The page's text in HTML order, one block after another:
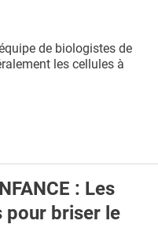
de biologistes de
les cellules à
: Les
pour briser le